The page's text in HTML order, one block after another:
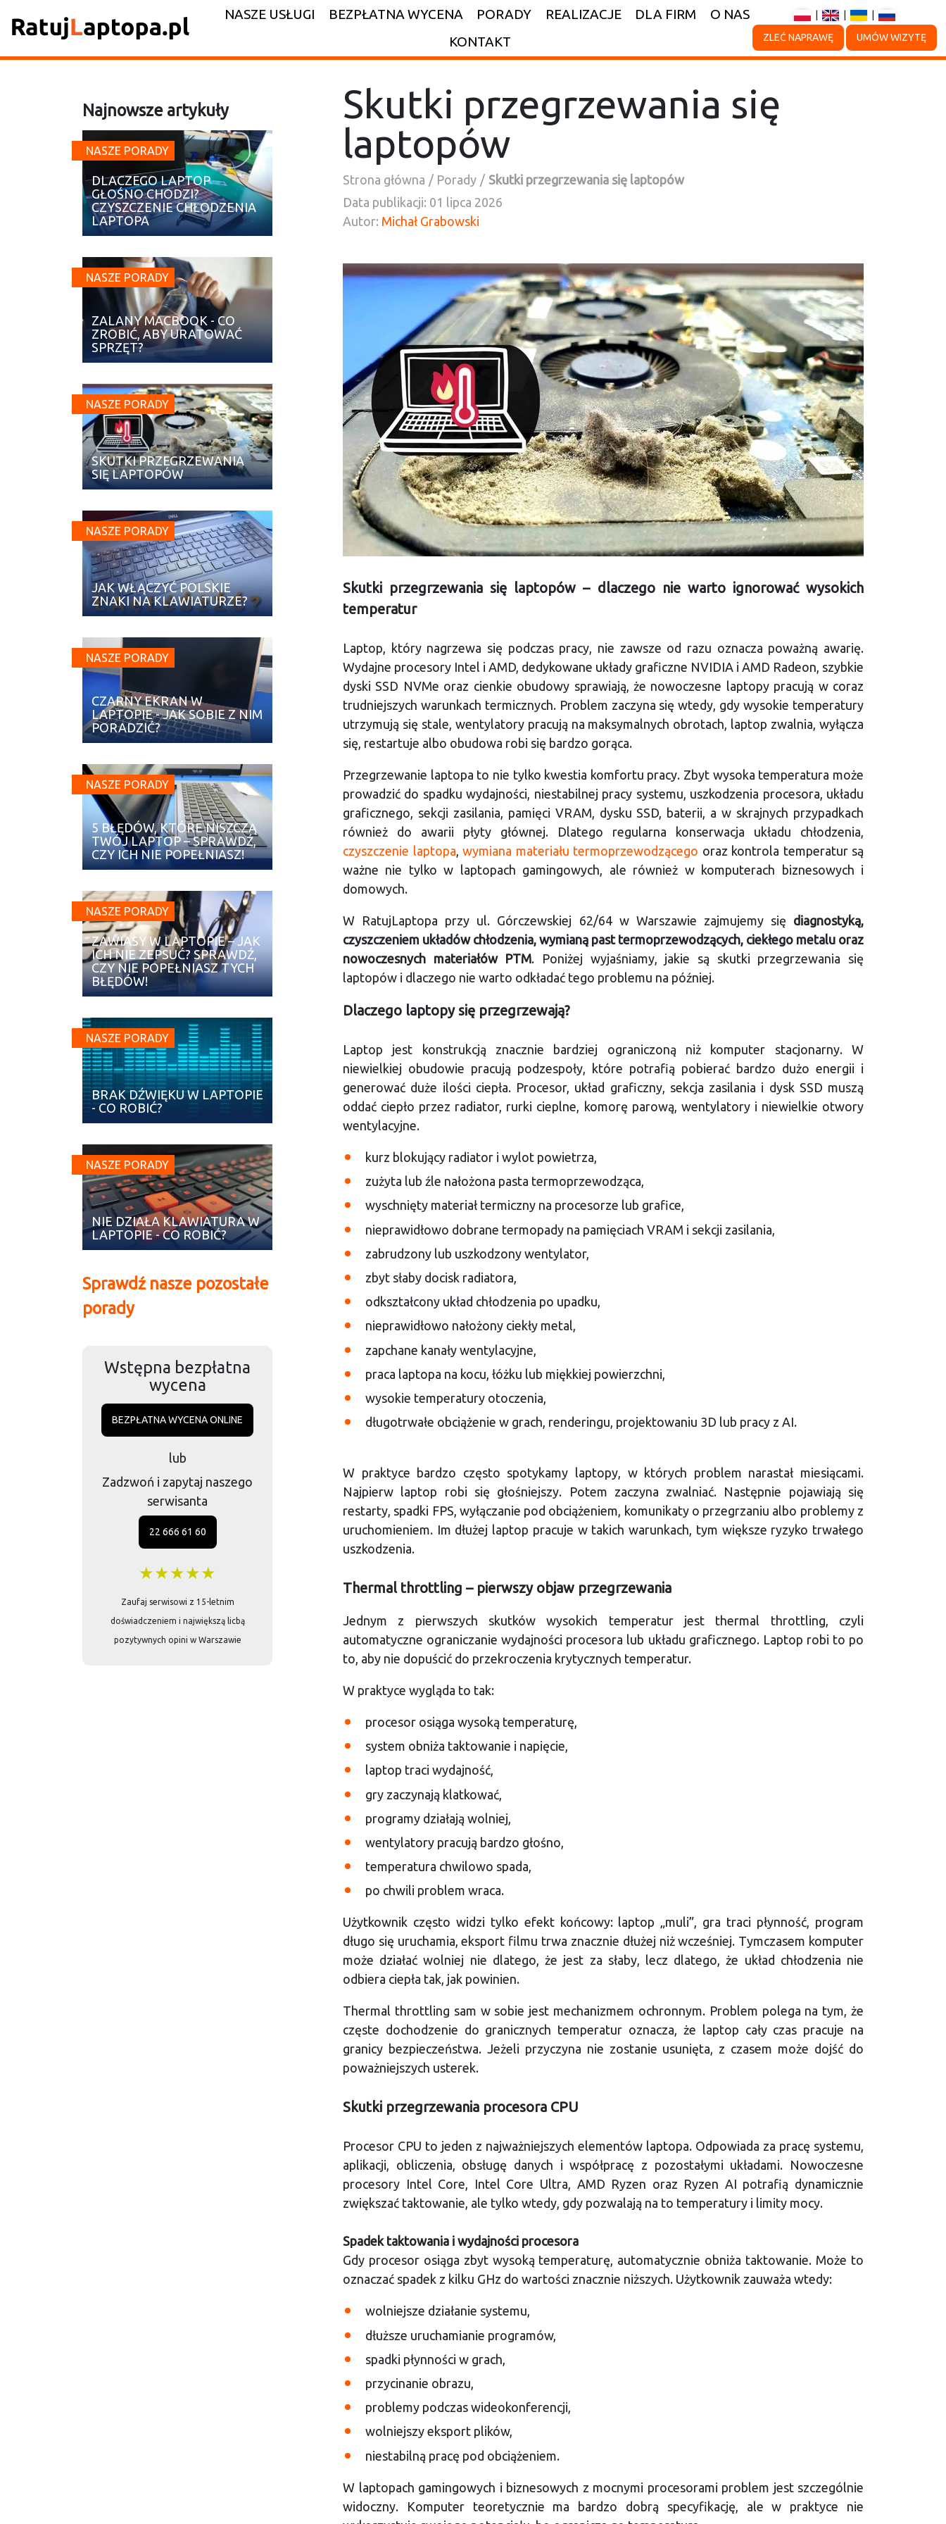
NASZE USŁUGI BEZPŁATNA WYCENA PORADY REALIZACJE DLA FIRM
O NAS
KONTAKT
ZLEĆ NAPRAWĘ
UMÓW WIZYTĘ
Najnowsze artykuły
NASZE PORADY
DLACZEGO LAPTOP
GŁOŚNO CHODZI?
CZYSZCZENIE CHŁODZENIA
LAPTOPA
NASZE PORADY
ZALANY MACBOOK - CO
ZROBIĆ, ABY URATOWAĆ
SPRZĘT?
NASZE PORADY
SKUTKI PRZEGRZEWANIA
SIĘ LAPTOPÓW
NASZE PORADY
JAK WŁĄCZYĆ POLSKIE
ZNAKI NA KLAWIATURZE?
NASZE PORADY
CZARNY EKRAN W
LAPTOPIE - JAK SOBIE Z NIM
PORADZIĆ?
NASZE PORADY
5 BŁĘDÓW, KTÓRE NISZCZĄ
TWÓJ LAPTOP – SPRAWDŹ,
CZY ICH NIE POPEŁNIASZ!
NASZE PORADY
ZAWIASY W LAPTOPIE – JAK
ICH NIE ZEPSUĆ? SPRAWDŹ,
CZY NIE POPEŁNIASZ TYCH
BŁĘDÓW!
NASZE PORADY
BRAK DŹWIĘKU W LAPTOPIE
- CO ROBIĆ?
NASZE PORADY
NIE DZIAŁA KLAWIATURA W
LAPTOPIE - CO ROBIĆ?
Sprawdź nasze pozostałe
porady
Wstępna bezpłatna
wycena
BEZPŁATNA WYCENA ONLINE
lub
Zadzwoń i zapytaj naszego
serwisanta
22 666 61 60
★★★★★
Zaufaj serwisowi z 15-letnim
doświadczeniem i największą licbą
pozytywnych opini w Warszawie
Skutki przegrzewania się
laptopów
Strona główna Porady
Skutki przegrzewania się laptopów
Data publikacji: 01 lipca 2026
Autor: Michał Grabowski
Skutki przegrzewania się laptopów – dlaczego nie warto ignorować wysokich
temperatur
Laptop, który nagrzewa się podczas pracy, nie zawsze od razu oznacza poważną awarię.
Wydajne procesory Intel i AMD, dedykowane układy graficzne NVIDIA i AMD Radeon, szybkie
dyski SSD NVMe oraz cienkie obudowy sprawiają, że nowoczesne laptopy pracują w coraz
trudniejszych warunkach termicznych. Problem zaczyna się wtedy, gdy wysokie temperatury
utrzymują się stale, wentylatory pracują na maksymalnych obrotach, laptop zwalnia, wyłącza
się, restartuje albo obudowa robi się bardzo gorąca.
Przegrzewanie laptopa to nie tylko kwestia komfortu pracy. Zbyt wysoka temperatura może
prowadzić do spadku wydajności, niestabilnej pracy systemu, uszkodzenia procesora, układu
graficznego, sekcji zasilania, pamięci VRAM, dysku SSD, baterii, a w skrajnych przypadkach
również do awarii płyty głównej. Dlatego regularna konserwacja układu chłodzenia,
czyszczenie laptopa, wymiana materiału termoprzewodzącego oraz kontrola temperatur są
ważne nie tylko w laptopach gamingowych, ale również w komputerach biznesowych i
domowych.
W RatujLaptopa przy ul. Górczewskiej 62/64 w Warszawie zajmujemy się diagnostyką,
czyszczeniem układów chłodzenia, wymianą past termoprzewodzących, ciekłego metalu oraz
nowoczesnych materiałów PTM. Poniżej wyjaśniamy, jakie są skutki przegrzewania się
laptopów i dlaczego nie warto odkładać tego problemu na później.
Dlaczego laptopy się przegrzewają?
Laptop jest konstrukcją znacznie bardziej ograniczoną niż komputer stacjonarny. W
niewielkiej obudowie pracują podzespoły, które potrafią pobierać bardzo dużo energii i
generować duże ilości ciepła. Procesor, układ graficzny, sekcja zasilania i dysk SSD muszą
oddać ciepło przez radiator, rurki cieplne, komorę parową, wentylatory i niewielkie otwory
wentylacyjne.
kurz blokujący radiator i wylot powietrza,
zużyta lub źle nałożona pasta termoprzewodząca,
wyschnięty materiał termiczny na procesorze lub grafice,
nieprawidłowo dobrane termopady na pamięciach VRAM i sekcji zasilania,
zabrudzony lub uszkodzony wentylator,
zbyt słaby docisk radiatora,
odkształcony układ chłodzenia po upadku,
nieprawidłowo nałożony ciekły metal,
zapchane kanały wentylacyjne,
praca laptopa na kocu, łóżku lub miękkiej powierzchni,
wysokie temperatury otoczenia,
długotrwałe obciążenie w grach, renderingu, projektowaniu 3D lub pracy z AI.
W praktyce bardzo często spotykamy laptopy, w których problem narastał miesiącami.
Najpierw laptop robi się głośniejszy. Potem zaczyna zwalniać. Następnie pojawiają się
restarty, spadki FPS, wyłączanie pod obciążeniem, komunikaty o przegrzaniu albo problemy z
uruchomieniem. Im dłużej laptop pracuje w takich warunkach, tym większe ryzyko trwałego
uszkodzenia.
Thermal throttling – pierwszy objaw przegrzewania
Jednym z pierwszych skutków wysokich temperatur jest thermal throttling, czyli
automatyczne ograniczanie wydajności procesora lub układu graficznego. Laptop robi to po
to, aby nie dopuścić do przekroczenia krytycznych temperatur.
W praktyce wygląda to tak:
procesor osiąga wysoką temperaturę,
system obniża taktowanie i napięcie,
laptop traci wydajność,
gry zaczynają klatkować,
programy działają wolniej,
wentylatory pracują bardzo głośno,
temperatura chwilowo spada,
po chwili problem wraca.
Użytkownik często widzi tylko efekt końcowy: laptop „muli”, gra traci płynność, program
długo się uruchamia, eksport filmu trwa znacznie dłużej niż wcześniej. Tymczasem komputer
może działać wolniej nie dlatego, że jest za słaby, lecz dlatego, że układ chłodzenia nie
odbiera ciepła tak, jak powinien.
Thermal throttling sam w sobie jest mechanizmem ochronnym. Problem polega na tym, że
częste dochodzenie do granicznych temperatur oznacza, że laptop cały czas pracuje na
granicy bezpieczeństwa. Jeżeli przyczyna nie zostanie usunięta, z czasem może dojść do
poważniejszych usterek.
Skutki przegrzewania procesora CPU
Procesor CPU to jeden z najważniejszych elementów laptopa. Odpowiada za pracę systemu,
aplikacji, obliczenia, obsługę danych i współpracę z pozostałymi układami. Nowoczesne
procesory Intel Core, Intel Core Ultra, AMD Ryzen oraz Ryzen AI potrafią dynamicznie
zwiększać taktowanie, ale tylko wtedy, gdy pozwalają na to temperatury i limity mocy.
Spadek taktowania i wydajności procesora
Gdy procesor osiąga zbyt wysoką temperaturę, automatycznie obniża taktowanie. Może to
oznaczać spadek z kilku GHz do wartości znacznie niższych. Użytkownik zauważa wtedy:
wolniejsze działanie systemu,
dłuższe uruchamianie programów,
spadki płynności w grach,
przycinanie obrazu,
problemy podczas wideokonferencji,
wolniejszy eksport plików,
niestabilną pracę pod obciążeniem.
W laptopach gamingowych i biznesowych z mocnymi procesorami problem jest szczególnie
widoczny. Komputer teoretycznie ma bardzo dobrą specyfikację, ale w praktyce nie